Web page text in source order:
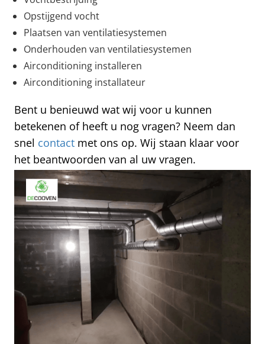
Opstijgend vocht
Plaatsen van ventilatiesystemen
Onderhouden van ventilatiesystemen
Airconditioning installeren
Airconditioning installateur
Bent u benieuwd wat wij voor u kunnen
betekenen of heeft u nog vragen? Neem dan
snel contact met ons op. Wij staan klaar voor
het beantwoorden van al uw vragen.